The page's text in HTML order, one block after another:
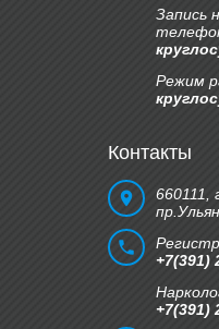
Запись
Режим
Контакты
660111,
+7(391)
+7(391)